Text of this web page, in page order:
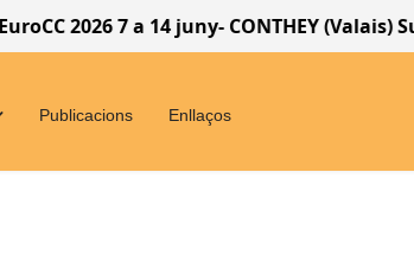
2026 7 a 14 juny- CONTHEY (Valais) Suïssa
Publicacions Enllaços